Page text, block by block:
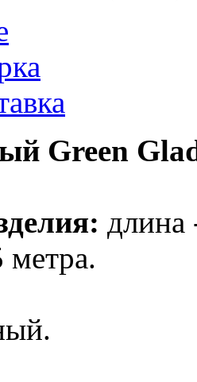
Green
длина
метра.